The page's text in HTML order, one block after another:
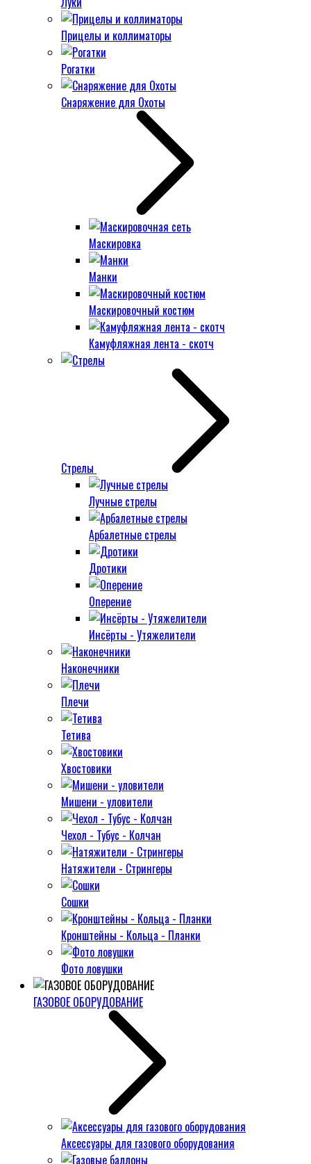
Прицелы и коллиматоры
Рогатки
Снаряжение для Охоты
Маскировка
Манки
Маскировочный костюм
Камуфляжная лента - скотч
Стрелы
Лучные стрелы
Арбалетные стрелы
Дротики
Оперение
Инсёрты - Утяжелители
Наконечники
Плечи
Тетива
Хвостовики
Мишени - уловители
Чехол - Тубус - Колчан
Натяжители - Стрингеры
Сошки
Кронштейны - Кольца - Планки
Фото ловушки
ГАЗОВОЕ ОБОРУДОВАНИЕ
Аксессуары для газового оборудования